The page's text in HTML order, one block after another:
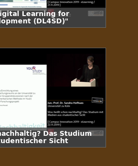
Learning for
(DL4SD)"
Das Studium
Sicht